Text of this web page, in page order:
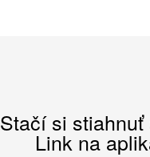
Stačí si
Link na